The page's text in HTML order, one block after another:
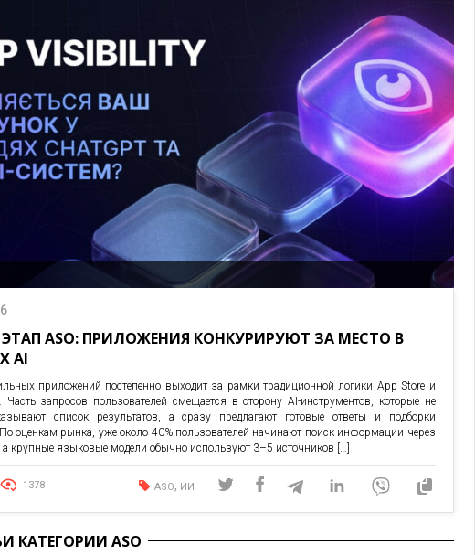
ASO: ПРИЛОЖЕНИЯ КОНКУРИРУЮТ ЗА МЕСТО В
AI
приложений постепенно выходит за рамки традиционной логики App Store и
Часть запросов пользователей смещается в сторону AI-инструментов, которые не
список результатов, а сразу предлагают готовые ответы и подборки
оценкам рынка, уже около 40% пользователей начинают поиск информации через
а крупные языковые модели обычно используют 3–5 источников […]
1378 ASO, ИИ
КАТЕГОРИИ ASO